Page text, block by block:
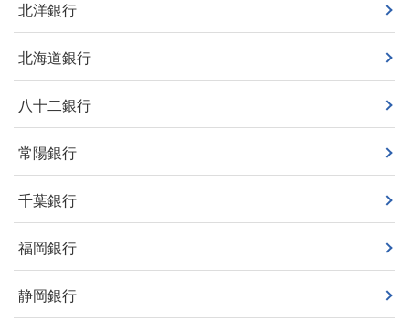
北洋銀行
北海道銀行
八十二銀行
常陽銀行
千葉銀行
福岡銀行
静岡銀行